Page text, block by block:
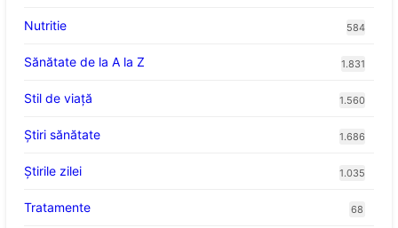
Nutritie 584
Sănătate de la A la Z 1.831
Stil de viaţă 1.560
Ştiri sănătate 1.686
Știrile zilei 1.035
Tratamente 68